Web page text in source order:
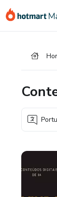
para
para
para